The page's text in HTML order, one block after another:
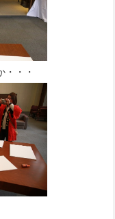
・・・